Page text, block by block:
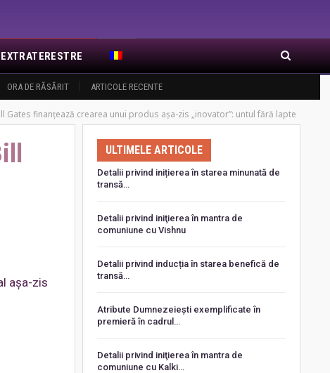
ORA DE RĂSĂRIT ARTICOLE RECENTE
Gates finanțează crearea unui produs așa-zis „inovator”: untul fără lapte
așa-zis
ULTIMELE ARTICOLE
Detalii privind inițierea în starea minunată de
transă…
Detalii privind iniţierea în mantra de
comuniune cu Vishnu
Detalii privind inducția în starea benefică de
transă…
Atribute Dumnezeiești exemplificate în
premieră în cadrul…
Detalii privind iniţierea în mantra de
comuniune cu Kalki…